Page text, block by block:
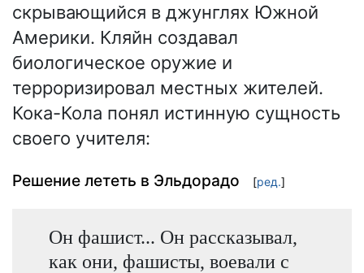
скрывающийся в джунглях Южной
Америки. Кляйн создавал
биологическое оружие и
терроризировал местных жителей.
Кока-Кола понял истинную сущность
своего учителя:
Решение лететь в Эльдорадо [ред.]
Он фашист... Он рассказывал,
как они, фашисты, воевали с